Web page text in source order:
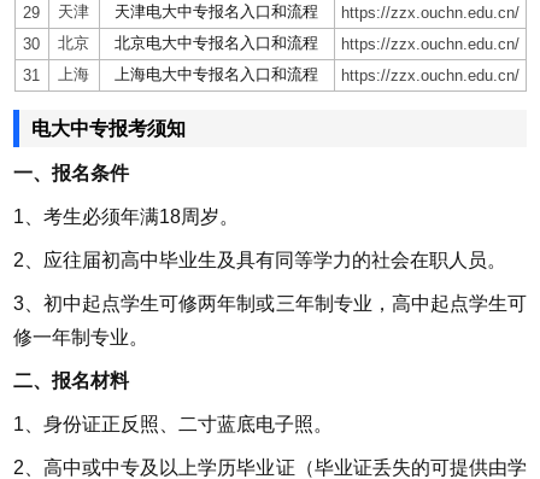
29
天津 天津电大中专报名入口和流程
https://zzx.ouchn.edu.cn/
30
北京 北京电大中专报名入口和流程
https://zzx.ouchn.edu.cn/
31
上海 上海电大中专报名入口和流程 https://zzx.ouchn.edu.cn/
电大中专报考须知
一、报名条件
1、考生必须年满18周岁。
2、应往届初高中毕业生及具有同等学力的社会在职人员。
3、初中起点学生可修两年制或三年制专业，高中起点学生可
修一年制专业。
二、报名材料
1、身份证正反照、二寸蓝底电子照。
2、高中或中专及以上学历毕业证（毕业证丢失的可提供由学